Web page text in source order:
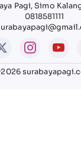
Pagi, Simo
0818581111